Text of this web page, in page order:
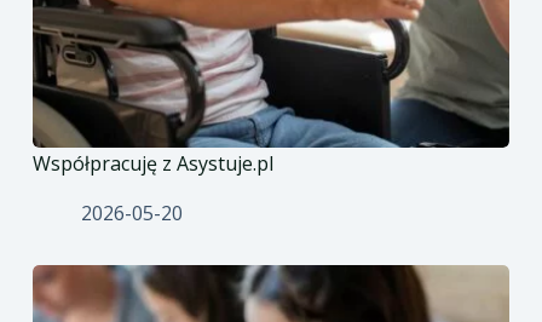
Współpracuję z Asystuje.pl
2026-05-20